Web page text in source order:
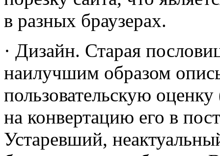
в разных браузерах.
· Дизайн. Старая
наилучшим образом
пользовательскую
на конвертацию его в
Устаревший,